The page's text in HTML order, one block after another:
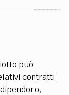
può
contratti